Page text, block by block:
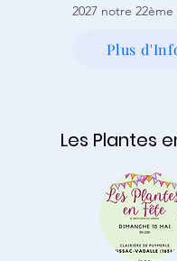
2027 notre
Plus
Les Plantes